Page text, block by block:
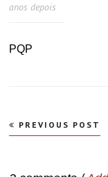
anos depois
PQP
Navegação
de
PREVIOUS POST